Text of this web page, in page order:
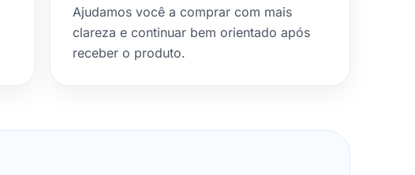
Ajudamos você a comprar com mais
clareza e continuar bem orientado após
receber o produto.